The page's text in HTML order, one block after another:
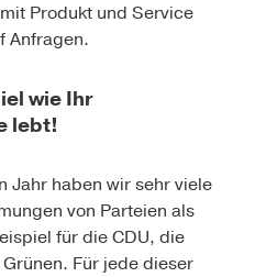
Produkt und Service
Anfragen.
wie Ihr
lebt!
Jahr haben wir sehr viele
von Parteien als
für die CDU, die
Für jede dieser